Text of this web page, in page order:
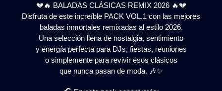
💔🔥 BALADAS CLÁSICAS REMIX 2026 🔥💔
Disfruta de este increíble PACK VOL.1 con las mejores
baladas inmortales remixadas al estilo 2026.
Una selección llena de nostalgia, sentimiento
y energía perfecta para DJs, fiestas, reuniones
o simplemente para revivir esos clásicos
que nunca pasan de moda. 🎶✨